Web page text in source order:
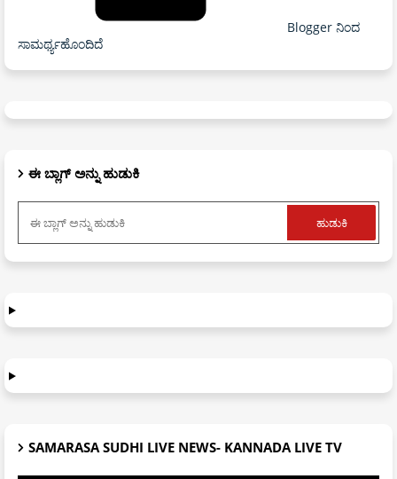
Blogger ನಿಂದ
ಸಾಮರ್ಥ್ಯಹೊಂದಿದೆ
ಈ ಬ್ಲಾಗ್ ಅನ್ನು ಹುಡುಕಿ
SAMARASA SUDHI LIVE NEWS- KANNADA LIVE TV